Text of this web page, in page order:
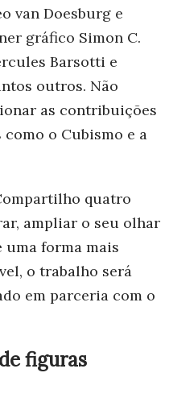
van Doesburg e
gráfico Simon C.
Barsotti e
outros. Não
as contribuições
o Cubismo e a
quatro
ampliar o seu olhar
uma forma mais
o trabalho será
em parceria com o
figuras